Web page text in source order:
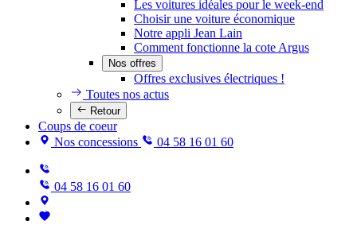
Les voitures idéales pour le week-end
Choisir une voiture économique
Notre appli Jean Lain
Comment fonctionne la cote Argus
Nos offres
Offres exclusives électriques !
Toutes nos actus
Retour
Coups de coeur
Nos concessions
04 58 16 01 60
04 58 16 01 60